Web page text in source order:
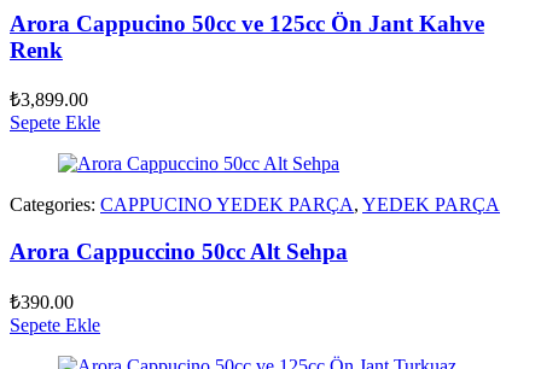
Arora Cappucino 50cc ve 125cc Ön Jant Kahve
Renk
₺3,899.00
Sepete Ekle
Categories: CAPPUCINO YEDEK PARÇA, YEDEK PARÇA
Arora Cappuccino 50cc Alt Sehpa
₺390.00
Sepete Ekle